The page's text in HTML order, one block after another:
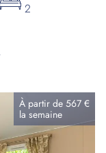
2
À partir de 567 €
la semaine